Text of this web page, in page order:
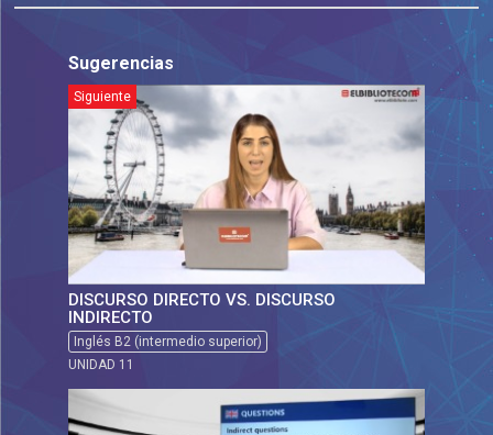
Sugerencias
Siguiente
DISCURSO DIRECTO VS. DISCURSO
INDIRECTO
Inglés B2 (intermedio superior)
UNIDAD 11